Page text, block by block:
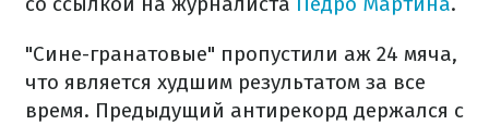
"Сине-гранатовые" пропустили аж 24 мяча,
что является худшим результатом за все
время. Предыдущий антирекорд держался с